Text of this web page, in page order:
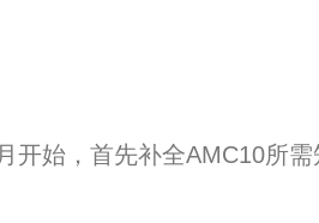
始，首先补全AMC10所